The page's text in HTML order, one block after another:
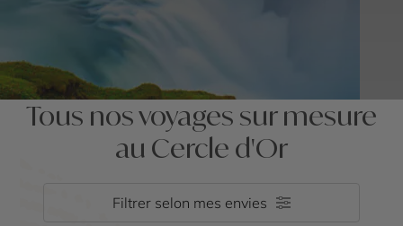
Tous nos voyages sur mesure
au Cercle d'Or
Filtrer selon mes envies